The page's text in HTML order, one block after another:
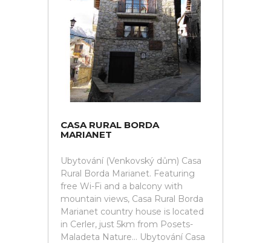
CASA RURAL BORDA
MARIANET
Ubytování (Venkovský dům) Casa
Rural Borda Marianet. Featuring
free Wi-Fi and a balcony with
mountain views, Casa Rural Borda
Marianet country house is located
in Cerler, just 5km from Posets-
Maladeta Nature... Ubytování Casa